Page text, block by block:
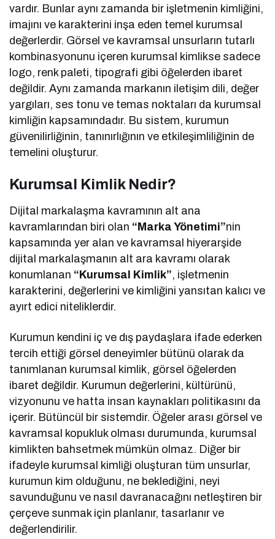
vardır. Bunlar aynı zamanda bir işletmenin kimliğini,
imajını ve karakterini inşa eden temel kurumsal
değerlerdir. Görsel ve kavramsal unsurların tutarlı
kombinasyonunu içeren kurumsal kimlikse sadece
logo, renk paleti, tipografi gibi öğelerden ibaret
değildir. Aynı zamanda markanın iletişim dili, değer
yargıları, ses tonu ve temas noktaları da kurumsal
kimliğin kapsamındadır. Bu sistem, kurumun
güvenilirliğinin, tanınırlığının ve etkileşimliliğinin de
temelini oluşturur.
Kurumsal Kimlik Nedir?
Dijital markalaşma kavramının alt ana
kavramlarından biri olan “Marka Yönetimi”nin
kapsamında yer alan ve kavramsal hiyerarşide
dijital markalaşmanın alt ara kavramı olarak
konumlanan “Kurumsal Kimlik”, işletmenin
karakterini, değerlerini ve kimliğini yansıtan kalıcı ve
ayırt edici niteliklerdir.
Kurumun kendini iç ve dış paydaşlara ifade ederken
tercih ettiği görsel deneyimler bütünü olarak da
tanımlanan kurumsal kimlik, görsel öğelerden
ibaret değildir. Kurumun değerlerini, kültürünü,
vizyonunu ve hatta insan kaynakları politikasını da
içerir. Bütüncül bir sistemdir. Öğeler arası görsel ve
kavramsal kopukluk olması durumunda, kurumsal
kimlikten bahsetmek mümkün olmaz. Diğer bir
ifadeyle kurumsal kimliği oluşturan tüm unsurlar,
kurumun kim olduğunu, ne beklediğini, neyi
savunduğunu ve nasıl davranacağını netleştiren bir
çerçeve sunmak için planlanır, tasarlanır ve
değerlendirilir.